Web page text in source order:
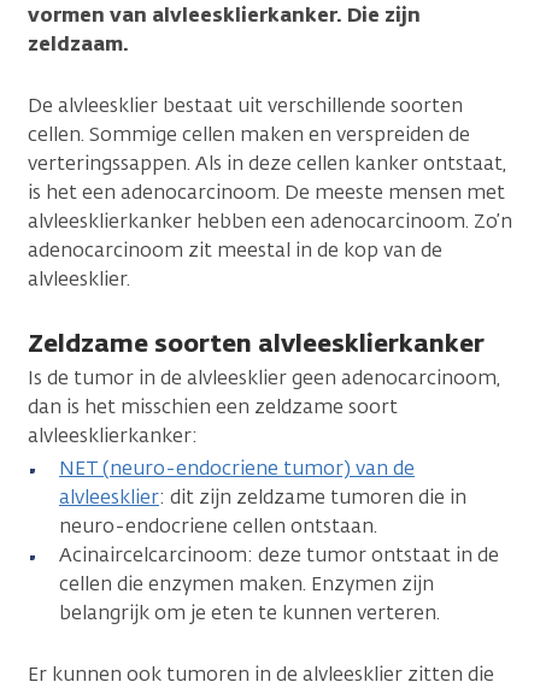
vormen van alvleesklierkanker. Die zijn
zeldzaam.
De alvleesklier bestaat uit verschillende soorten
cellen. Sommige cellen maken en verspreiden de
verteringssappen. Als in deze cellen kanker ontstaat,
is het een adenocarcinoom. De meeste mensen met
alvleesklierkanker hebben een adenocarcinoom. Zo’n
adenocarcinoom zit meestal in de kop van de
alvleesklier.
Zeldzame soorten alvleesklierkanker
Is de tumor in de alvleesklier geen adenocarcinoom,
dan is het misschien een zeldzame soort
alvleesklierkanker:
NET (neuro-endocriene tumor) van de
alvleesklier: dit zijn zeldzame tumoren die in
neuro-endocriene cellen ontstaan.
Acinaircelcarcinoom: deze tumor ontstaat in de
cellen die enzymen maken. Enzymen zijn
belangrijk om je eten te kunnen verteren.
Er kunnen ook tumoren in de alvleesklier zitten die